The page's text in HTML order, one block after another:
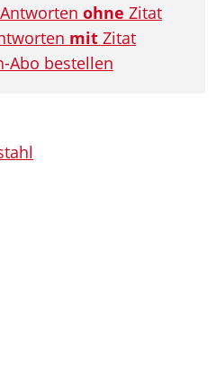
Antworten ohne Zitat
mit Zitat
Abo bestellen